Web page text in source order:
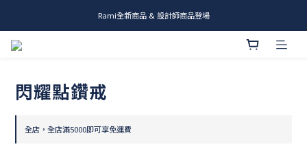
me.ie & A-Y2 新發售
Rami全新商品 & 設計師商品登場
閃耀點鑽戒
全店，全店滿5000即可享免運費